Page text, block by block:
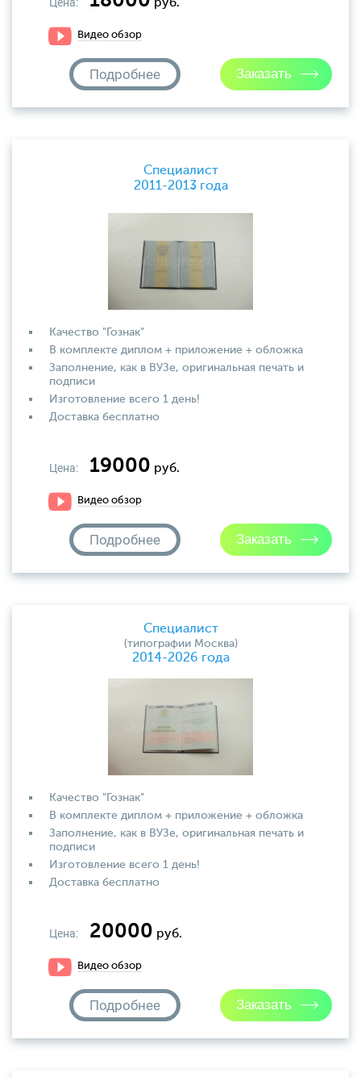
Цена: руб.
Видео обзор
Подробнее
Специалист
2011-2013 года
Качество "Гознак"
В комплекте диплом + приложение + обложка
Заполнение, как в ВУЗе, оригинальная печать и
подписи
Изготовление всего 1 день!
Доставка бесплатно
Цена: 19000 руб.
Видео обзор
Подробнее
Специалист
(типографии Москва)
2014-2026 года
Качество "Гознак"
В комплекте диплом + приложение + обложка
Заполнение, как в ВУЗе, оригинальная печать и
подписи
Изготовление всего 1 день!
Доставка бесплатно
Цена: 20000 руб.
Видео обзор
Подробнее